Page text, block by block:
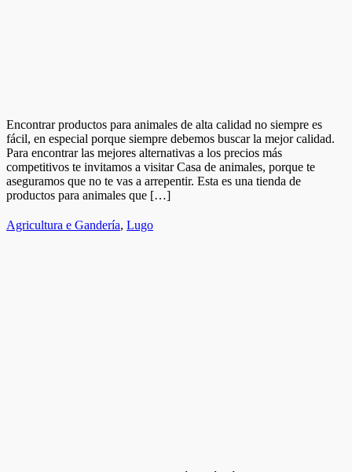
Encontrar productos para animales de alta calidad no siempre es
fácil, en especial porque siempre debemos buscar la mejor calidad.
Para encontrar las mejores alternativas a los precios más
competitivos te invitamos a visitar Casa de animales, porque te
aseguramos que no te vas a arrepentir. Esta es una tienda de
productos para animales que […]
Agricultura e Gandería, Lugo